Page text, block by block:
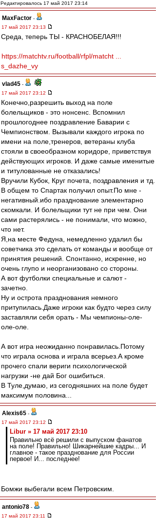
Редактировалось 17 май 2017 23:14
MaxFactor -
17 май 2017 23:13
Среда, теперь ТЫ - КРАСНОБЕЛАЯ!!!
https://matchtv.ru/football/rfpl/matcht ...
s_dazhe_vy
vlad45 -
17 май 2017 23:12
Конечно,разрешить выход на поле
болельщиков - это нонсенс. Вспомнил
прошлогоднее поздравление Баварии с
Чемпионством. Вызывали каждого игрока по
имени на поле,тренеров, ветераны клуба
стояли в своеобразном коридоре, приветствуя
действующих игроков. И даже самые именитые
и титулованные не отказались!
Вручили Кубок, Круг почета, поздравления и тд.
В общем то Спартак получил опыт.По мне -
негативный.ибо празднование элементарно
скомкали. И болельщики тут не при чем. Они
сами растерялись - не понимали, что можно,
что нет.
Я,на месте Федуна, немедленно удалил бы
советчика это сделать от команды и вообще от
принятия решений. Спонтанно, искренне, но
очень глупо и неорганизовано со стороны.
А вот футболки специальные и салют -
зачетно.
Ну и острота празднования немного
притупилась.Даже игроки как будто через силу
заставляли себя орать - Мы чемпионы-оле-
оле-оле.
А вот игра неожиданно понравилась.Потому
что играла основа и играла всерьез.А кроме
прочего спали вериги психологической
нагрузки -не дай Бог ошибиться.
В Туле,думаю, из сегодняшних на поле будет
максимум половина...
Alexis65 -
17 май 2017 23:12
Libur » 17 май 2017 23:10
Правильно всё решили с выпуском фанатов
на поле! Правильно! Шикарнейшие кадры... И
главное - такое празднование для России
первое! И... последнее!
Бомжи выбегали всем Петровским.
antonio78 -
17 май 2017 23:11